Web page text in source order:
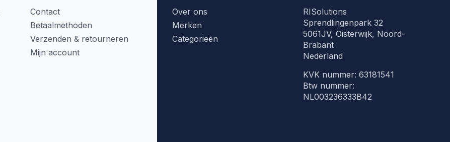
Contact
Betaalmethoden
Verzenden & retourneren
Mijn account
Over ons
Merken
Categorieën
RISolutions
Sprendlingenpark 32
5061JV, Oisterwijk, Noord-
Brabant
Nederland
KVK nummer: 63181541
Btw nummer:
NL003236333B42